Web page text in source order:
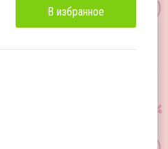
В избранное